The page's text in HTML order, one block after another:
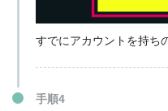
すでにアカウントを持ち
手順4